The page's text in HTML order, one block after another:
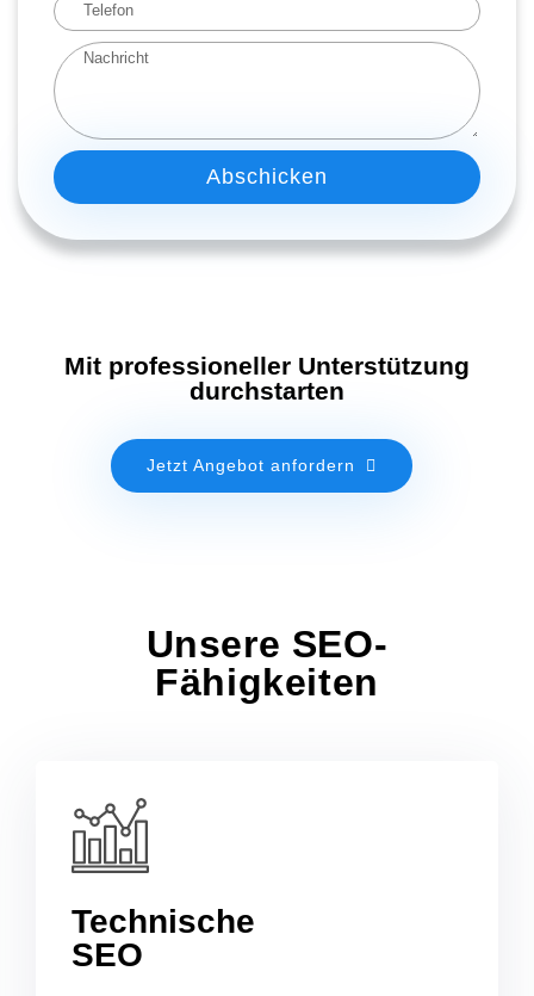
Abschicken
Mit professioneller Unterstützung
durchstarten
Jetzt Angebot anfordern
Unsere SEO-
Fähigkeiten
Technische
SEO